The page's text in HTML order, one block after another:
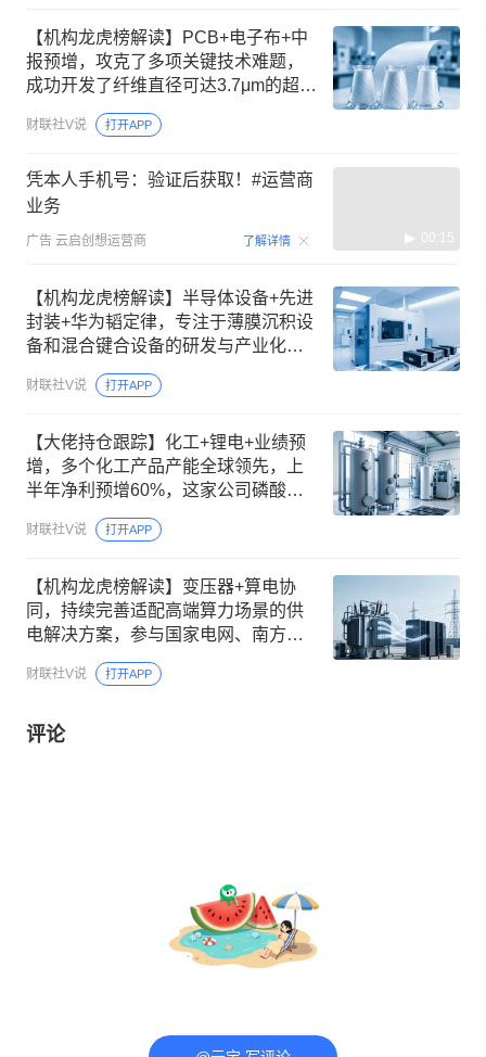
【机构龙虎榜解读】PCB+电子布+中
报预增，攻克了多项关键技术难题，
成功开发了纤维直径可达3.7μm的超细
纱等优势产品，解决了高端PCB源头
关键材料长期依赖进口的问题，机构
财联社V说 打开APP
凭本人手机号：验证后获取！#运营商
业务
广告 云启创想运营商 了解详情 00:15
【机构龙虎榜解读】半导体设备+先进
封装+华为韬定律，专注于薄膜沉积设
备和混合键合设备的研发与产业化，
相关设备主要应用于集成电路逻辑芯
片、存储芯片制造及先进封装领域，
财联社V说 打开APP
【大佬持仓跟踪】化工+锂电+业绩预
增，多个化工产品产能全球领先，上
半年净利预增60%，这家公司磷酸铁
锂在头部客户实现批量供货
财联社V说 打开APP
【机构龙虎榜解读】变压器+算电协
同，持续完善适配高端算力场景的供
电解决方案，参与国家电网、南方电
网等重大工程，与维斯塔斯、通用电
气等海外头部企业合作，机构大额净
财联社V说 打开APP
评论